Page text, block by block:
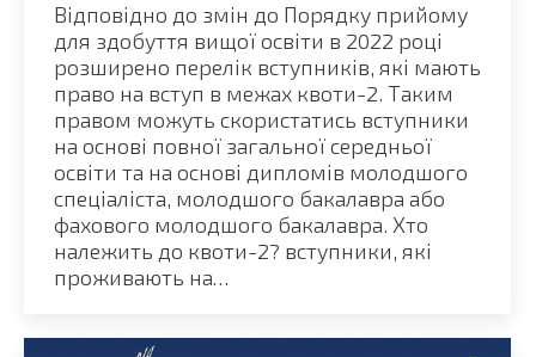
Відповідно до змін до Порядку прийому
для здобуття вищої освіти в 2022 році
розширено перелік вступників, які мають
право на вступ в межах квоти-2. Таким
правом можуть скористатись вступники
на основі повної загальної середньої
освіти та на основі дипломів молодшого
спеціаліста, молодшого бакалавра або
фахового молодшого бакалавра. Хто
належить до квоти-2? вступники, які
проживають на…